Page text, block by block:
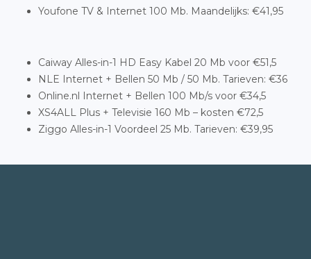
Youfone TV & Internet 100 Mb. Maandelijks: €41,95
Caiway Alles-in-1 HD Easy Kabel 20 Mb voor €51,5
NLE Internet + Bellen 50 Mb / 50 Mb. Tarieven: €36
Online.nl Internet + Bellen 100 Mb/s voor €34,5
XS4ALL Plus + Televisie 160 Mb – kosten €72,5
Ziggo Alles-in-1 Voordeel 25 Mb. Tarieven: €39,95